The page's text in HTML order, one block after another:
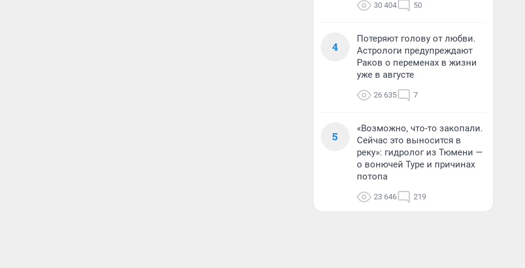
30 404 50
4
Потеряют голову от любви.
Астрологи предупреждают
Раков о переменах в жизни
уже в августе
26 635 7
5
«Возможно, что-то закопали.
Сейчас это выносится в
реку»: гидролог из Тюмени —
о вонючей Туре и причинах
потопа
23 646 219